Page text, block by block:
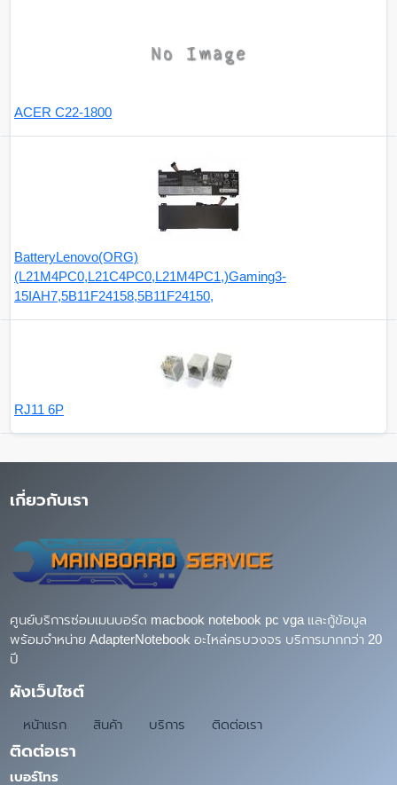
ACER C22-1800
BatteryLenovo(ORG)
(L21M4PC0,L21C4PC0,L21M4PC1,)Gaming3-
15IAH7,5B11F24158,5B11F24150,
RJ11 6P
เกี่ยวกับเรา
ศูนย์บริการซ่อมเมนบอร์ด macbook notebook pc vga และกู้ข้อมูล
พร้อมจำหน่าย AdapterNotebook อะไหล่ครบวงจร บริการมากกว่า 20
ปี
ผังเว็บไซต์
หน้าแรก สินค้า บริการ ติดต่อเรา
ติดต่อเรา
เบอร์โทร